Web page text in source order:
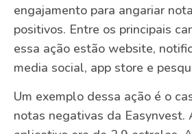
engajamento para angariar
positivos. Entre os principais
essa ação estão website,
media social, app store e
Um exemplo dessa ação é o
notas negativas da Easynvest.